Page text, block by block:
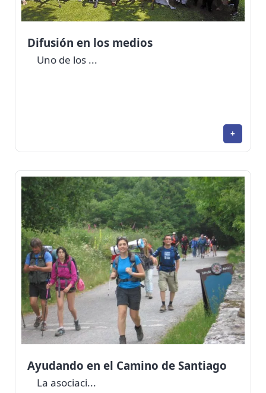
Difusión en los medios
Uno de los ...
+
Ayudando en el Camino de Santiago
La asociaci...